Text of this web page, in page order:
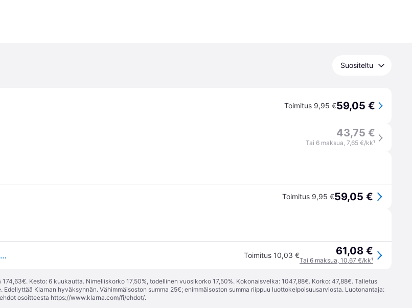
Suositeltu
Toimitus 9,95 €59,05 €
43,75 €
Tai 6 maksua, 7,65 €/kk¹
Toimitus 9,95 €59,05 €
Walkstool Basic 60, 175 kg, Retkijakkara, 3 jalkoja, Kokoontaitettava, 725 g, Musta Toimitus 10,03 € 61,08 €
Tai 6 maksua, 10,67 €/kk¹
Kesto: 6 kuukautta. Nimelliskorko 17,50%, todellinen vuosikorko 17,50%. Kokonaisvelka: 1047,88€. Korko: 47,88€. Talletus
Klarnan hyväksynnän. Vähimmäisoston summa 25€; enimmäisoston summa riippuu luottokelpoisuusarviosta. Luotonantaja:
osoitteesta https://www.klarna.com/fi/ehdot/.